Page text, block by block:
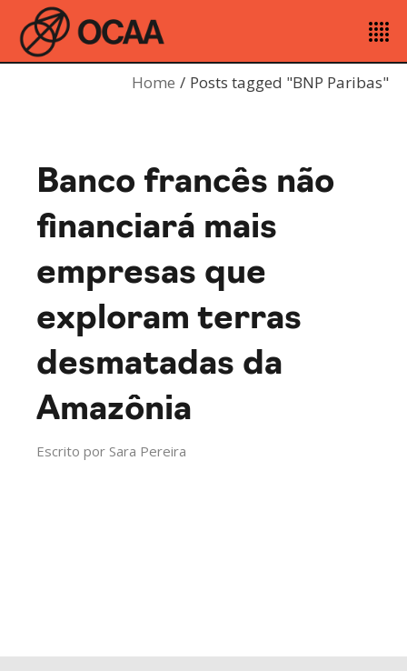
Home Posts tagged "BNP Paribas"
Banco francês não
financiará mais
empresas que
exploram terras
desmatadas da
Amazônia
Escrito por Sara Pereira